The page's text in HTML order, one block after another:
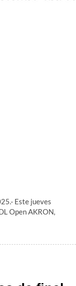
Este jueves
Open AKRON,